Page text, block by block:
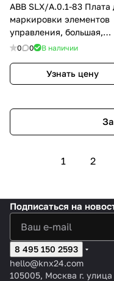
ABB SLX/A.0.1-83 Плата
маркировки элементов
управления, большая,
серебристый алюминий
0 0 В наличии
Узнать цену
1 2
Подписаться на
8 495 150 2593
hello@knx24.com
105005, Москва г.